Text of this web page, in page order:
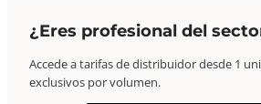
Euro
50×70
Naranja
¿Eres profesional del
Accede a tarifas de distribuidor desde 1
exclusivos por volumen.